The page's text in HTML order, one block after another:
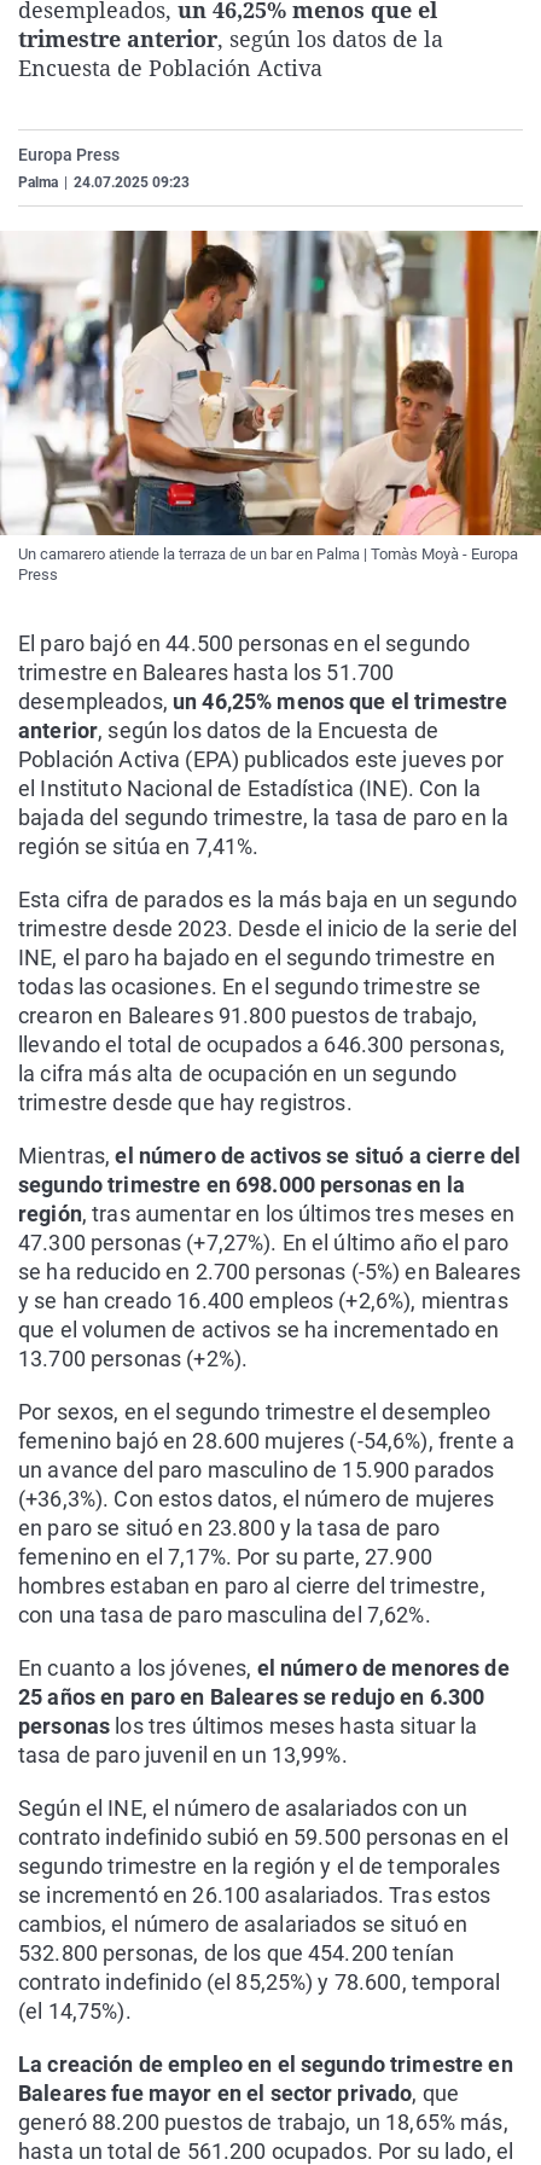
La rosa de los vientos
Caso
Extremadura
Virales
desempleados, un 46,25% menos que el
trimestre anterior, según los datos de la
Encuesta de Población Activa
Europa Press
Palma 24.07.2025 09:23
Un camarero atiende la terraza de un bar en Palma | Tomàs Moyà - Europa
Press
El paro bajó en 44.500 personas en el segundo
trimestre en Baleares hasta los 51.700
desempleados, un 46,25% menos que el trimestre
anterior, según los datos de la Encuesta de
Población Activa (EPA) publicados este jueves por
el Instituto Nacional de Estadística (INE). Con la
bajada del segundo trimestre, la tasa de paro en la
región se sitúa en 7,41%.
Esta cifra de parados es la más baja en un segundo
trimestre desde 2023. Desde el inicio de la serie del
INE, el paro ha bajado en el segundo trimestre en
todas las ocasiones. En el segundo trimestre se
crearon en Baleares 91.800 puestos de trabajo,
llevando el total de ocupados a 646.300 personas,
la cifra más alta de ocupación en un segundo
trimestre desde que hay registros.
Mientras,el número de activos se situó a cierre del
segundo trimestre en 698.000 personas en la
región, tras aumentar en los últimos tres meses en
47.300 personas (+7,27%). En el último año el paro
se ha reducido en 2.700 personas (-5%) en Baleares
y se han creado 16.400 empleos (+2,6%), mientras
que el volumen de activos se ha incrementado en
13.700 personas (+2%).
Por sexos, en el segundo trimestre el desempleo
femenino bajó en 28.600 mujeres (-54,6%), frente a
un avance del paro masculino de 15.900 parados
(+36,3%). Con estos datos, el número de mujeres
en paro se situó en 23.800 y la tasa de paro
femenino en el 7,17%. Por su parte, 27.900
hombres estaban en paro al cierre del trimestre,
con una tasa de paro masculina del 7,62%.
En cuanto a los jóvenes, el número de menores de
25 años en paro en Baleares se redujo en 6.300
personas los tres últimos meses hasta situar la
tasa de paro juvenil en un 13,99%.
Según el INE, el número de asalariados con un
contrato indefinido subió en 59.500 personas en el
segundo trimestre en la región y el de temporales
se incrementó en 26.100 asalariados. Tras estos
cambios, el número de asalariados se situó en
532.800 personas, de los que 454.200 tenían
contrato indefinido (el 85,25%) y 78.600, temporal
(el 14,75%).
La creación de empleo en el segundo trimestre en
Baleares fue mayor en el sector privado, que
generó 88.200 puestos de trabajo, un 18,65% más,
hasta un total de 561.200 ocupados. Por su lado, el